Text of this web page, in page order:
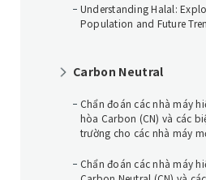
Understanding Halal:
Population and Future
Carbon Neutral
Chẩn đoán các nhà máy
hòa Carbon (CN) và các
trường cho các nhà máy
Chẩn đoán các nhà máy